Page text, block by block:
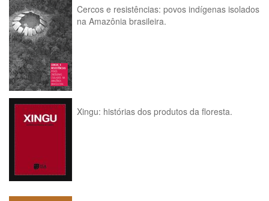
Cercos e resistências: povos indígenas isolados
na Amazônia brasileira.
Xingu: histórias dos produtos da floresta.